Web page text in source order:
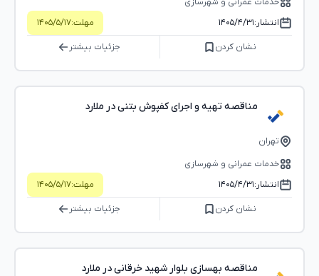
انتشار:۱۴۰۵/۴/۳۱ مهلت:۱۴۰۵/۵/۱۷
نشان کردن جزئیات بیشتر
مناقصه تهیه و اجرای کفپوش بتنی در ملارد
تهران
خدمات عمرانی و شهرسازی
انتشار:۱۴۰۵/۴/۳۱ مهلت:۱۴۰۵/۵/۱۷
نشان کردن جزئیات بیشتر
مناقصه بهسازی بلوار شهید خرقانی در ملارد